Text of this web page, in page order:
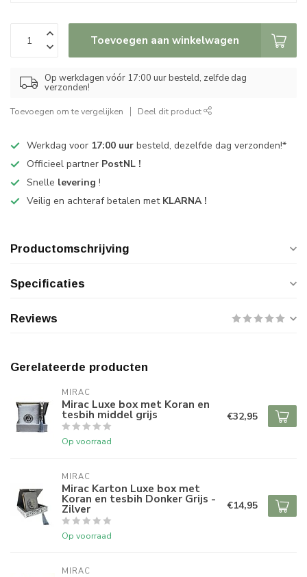
Toevoegen aan winkelwagen
Op werkdagen vóór 17:00 uur besteld, zelfde dag
verzonden!
Toevoegen om te vergelijken Deel dit product
Werkdag voor 17:00 uur besteld, dezelfde dag verzonden!*
Officieel partner PostNL !
Snelle levering !
Veilig en achteraf betalen met KLARNA !
Productomschrijving
Specificaties
Reviews
Gerelateerde producten
MIRAC
Mirac Luxe box met Koran en
tesbih middel grijs
Op voorraad
€32,95
MIRAC
Mirac Karton Luxe box met
Koran en tesbih Donker Grijs -
Zilver
Op voorraad
€14,95
MIRAC